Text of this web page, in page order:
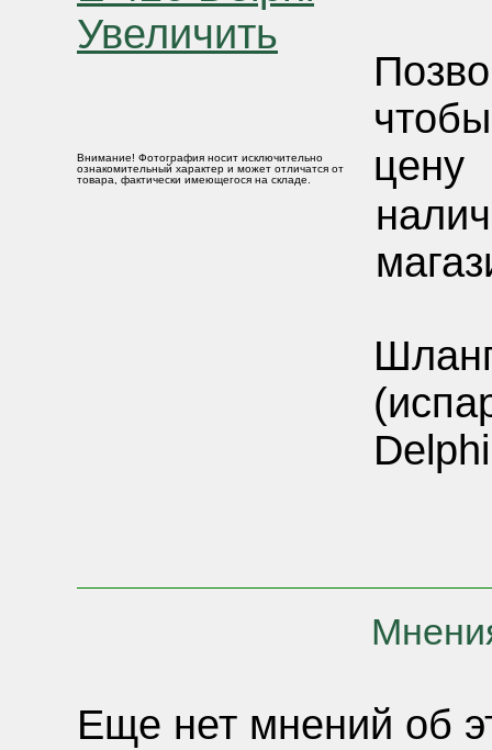
Увеличить
Внимание! Фотография носит исключительно
ознакомительный характер и может отличатся от
товара, фактически имеющегося на складе.
цену
Еще нет мнений об